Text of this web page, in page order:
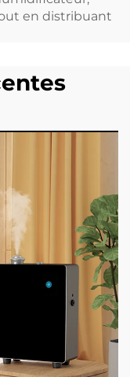
en distribuant